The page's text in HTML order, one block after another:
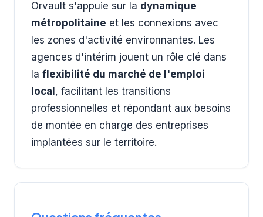
Orvault s'appuie sur la dynamique
métropolitaine et les connexions avec
les zones d'activité environnantes. Les
agences d'intérim jouent un rôle clé dans
la flexibilité du marché de l'emploi
local , facilitant les transitions
professionnelles et répondant aux besoins
de montée en charge des entreprises
implantées sur le territoire.